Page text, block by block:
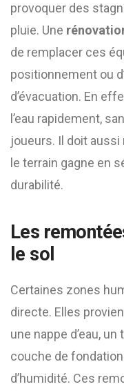
provoquer des
pluie. Une
de remplacer ces
positionnement ou
d’évacuation. En
l’eau rapidement,
joueurs. Il doit
le terrain gagne en
durabilité.
Les
le sol
Certaines zones
directe. Elles
une nappe d’eau,
couche de
d’humidité. Ces